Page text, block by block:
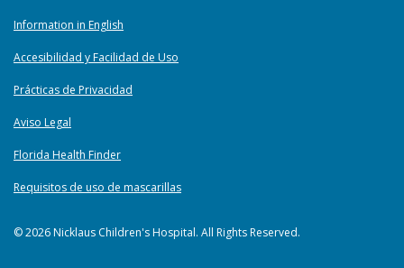
Information in English
Accesibilidad y Facilidad de Uso
Prácticas de Privacidad
Aviso Legal
Florida Health Finder
Requisitos de uso de mascarillas
© 2026 Nicklaus Children's Hospital. All Rights Reserved.